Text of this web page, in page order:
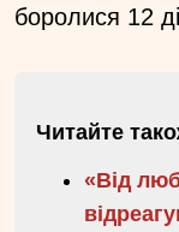
боролися 12
Читайте
«Від